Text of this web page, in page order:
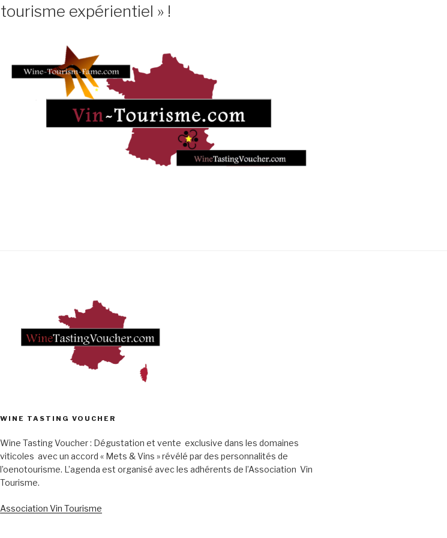
tourisme expérientiel » !
WINE TASTING VOUCHER
Wine Tasting Voucher : Dégustation et vente exclusive dans les domaines
viticoles avec un accord « Mets & Vins » révélé par des personnalités de
l’oenotourisme. L’agenda est organisé avec les adhérents de l’Association Vin
Tourisme.
Association Vin Tourisme